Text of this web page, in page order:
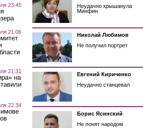
23:45
21:06
21:31
на
22:34
Неудачно крышанула
Минфин
Николай Любимов
Не получил портрет
Евгений Кириченко
Неудачно станцевал
Борис Ясинский
Не понят народом